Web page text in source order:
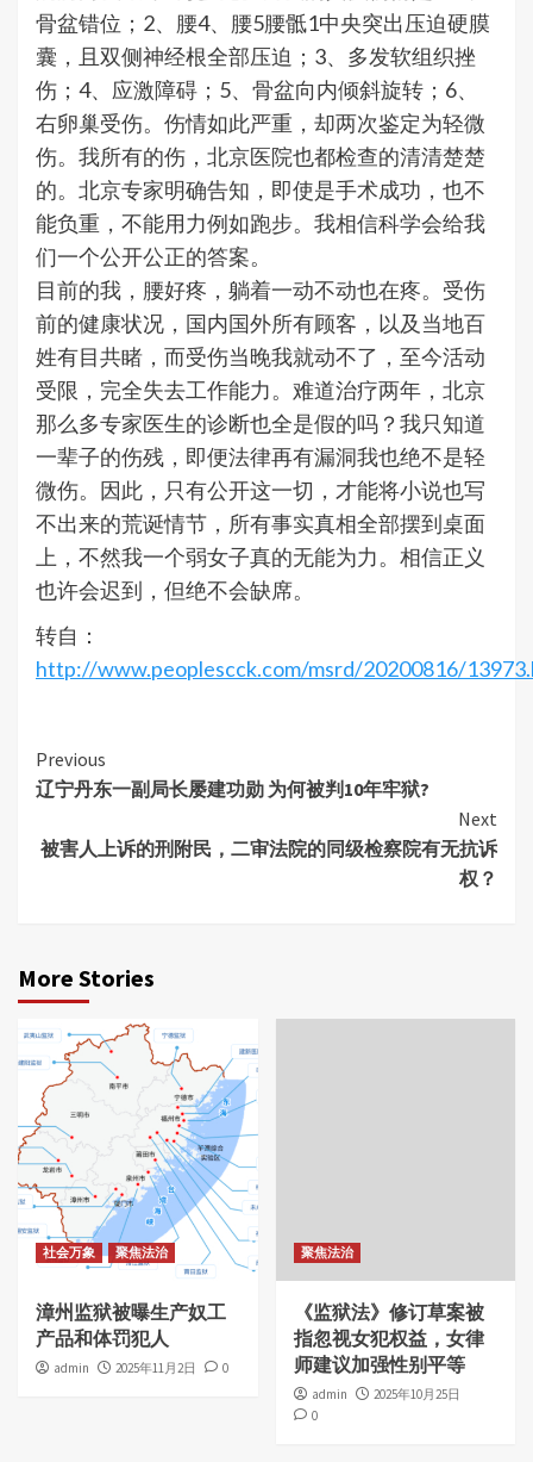
骨盆错位；2、腰4、腰5腰骶1中央突出压迫硬膜
囊，且双侧神经根全部压迫；3、多发软组织挫
伤；4、应激障碍；5、骨盆向内倾斜旋转；6、
右卵巢受伤。伤情如此严重，却两次鉴定为轻微
伤。我所有的伤，北京医院也都检查的清清楚楚
的。北京专家明确告知，即使是手术成功，也不
能负重，不能用力例如跑步。我相信科学会给我
们一个公开公正的答案。
目前的我，腰好疼，躺着一动不动也在疼。受伤
前的健康状况，国内国外所有顾客，以及当地百
姓有目共睹，而受伤当晚我就动不了，至今活动
受限，完全失去工作能力。难道治疗两年，北京
那么多专家医生的诊断也全是假的吗？我只知道
一辈子的伤残，即便法律再有漏洞我也绝不是轻
微伤。因此，只有公开这一切，才能将小说也写
不出来的荒诞情节，所有事实真相全部摆到桌面
上，不然我一个弱女子真的无能为力。相信正义
也许会迟到，但绝不会缺席。
转自：
http://www.peoplescck.com/msrd/20200816/
Continue
Reading
Previous
辽宁丹东一副局长屡建功勋 为何被判10年牢狱?
Next
被害人上诉的刑附民，二审法院的同级检察院有无抗诉
权？
More Stories
社会万象 聚焦法治
漳州监狱被曝生产奴工
产品和体罚犯人
admin 2025年11月2日 0
聚焦法治
《监狱法》修订草案被
指忽视女犯权益，女律
师建议加强性别平等
admin
2025年10月25日
0